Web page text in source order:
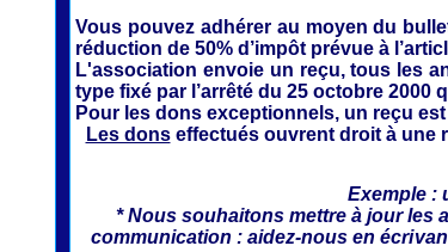
Vous pouvez adhérer au moyen du
réduction de 50% d’impôt prévue à
L'association envoie un reçu,tous les
type fixé par l’arrêté du 25 octobre
Pour les dons exceptionnels, un reçu
Les donseffectués ouvrent droit à une
Exemple :
* Nous souhaitons mettre à jourles
communication : aidez-nous en